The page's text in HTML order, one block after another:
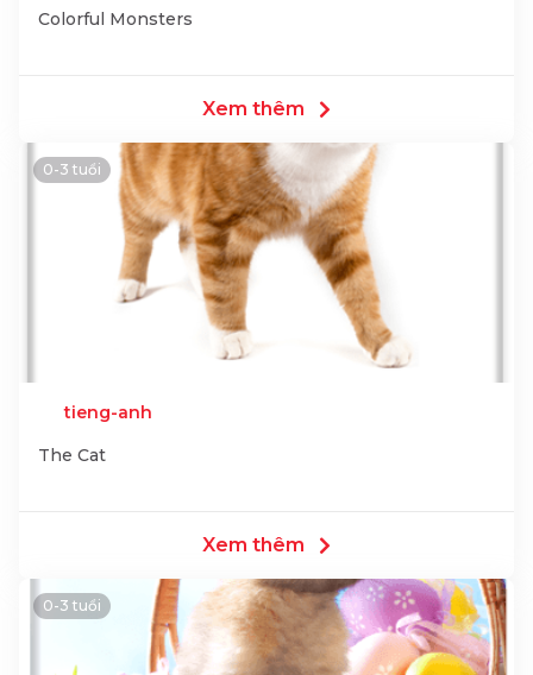
Colorful Monsters
Xem thêm
0-3 tuổi
tieng-anh
The Cat
Xem thêm
0-3 tuổi